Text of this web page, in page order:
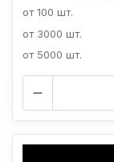
от 100 шт.
от 3000 шт.
от 5000 шт.